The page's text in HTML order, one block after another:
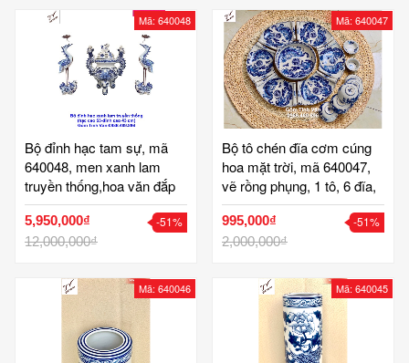
Mã: 640048
Bộ đỉnh hạc tam sự, mã
640048, men xanh lam
truyền thống,hoa văn đắp
nổi 3D, hạc chân đồng
thanh thoát tinh tế, bộ đồ
thờ cúng trang trọng, trưng
53 đỉnh cao 43 cm, gốm
sứ bát tràng tinh vân
5,950,000₫
12,000,000₫
-51%
Mã: 640047
Bộ tô chén đĩa cơm cúng
hoa mặt trời, mã 640047,
vẽ rồng phụng, 1 tô, 6 đĩa,
2 chén chấm, hoa văn
xanh lam truyền thống, vẽ
tay thủ công, bộ bát cơm
995,000₫
2,000,000₫
-51%
Mã: 640046 Mã: 640045